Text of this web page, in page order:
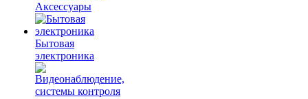
Аксессуары
Бытовая
электроника